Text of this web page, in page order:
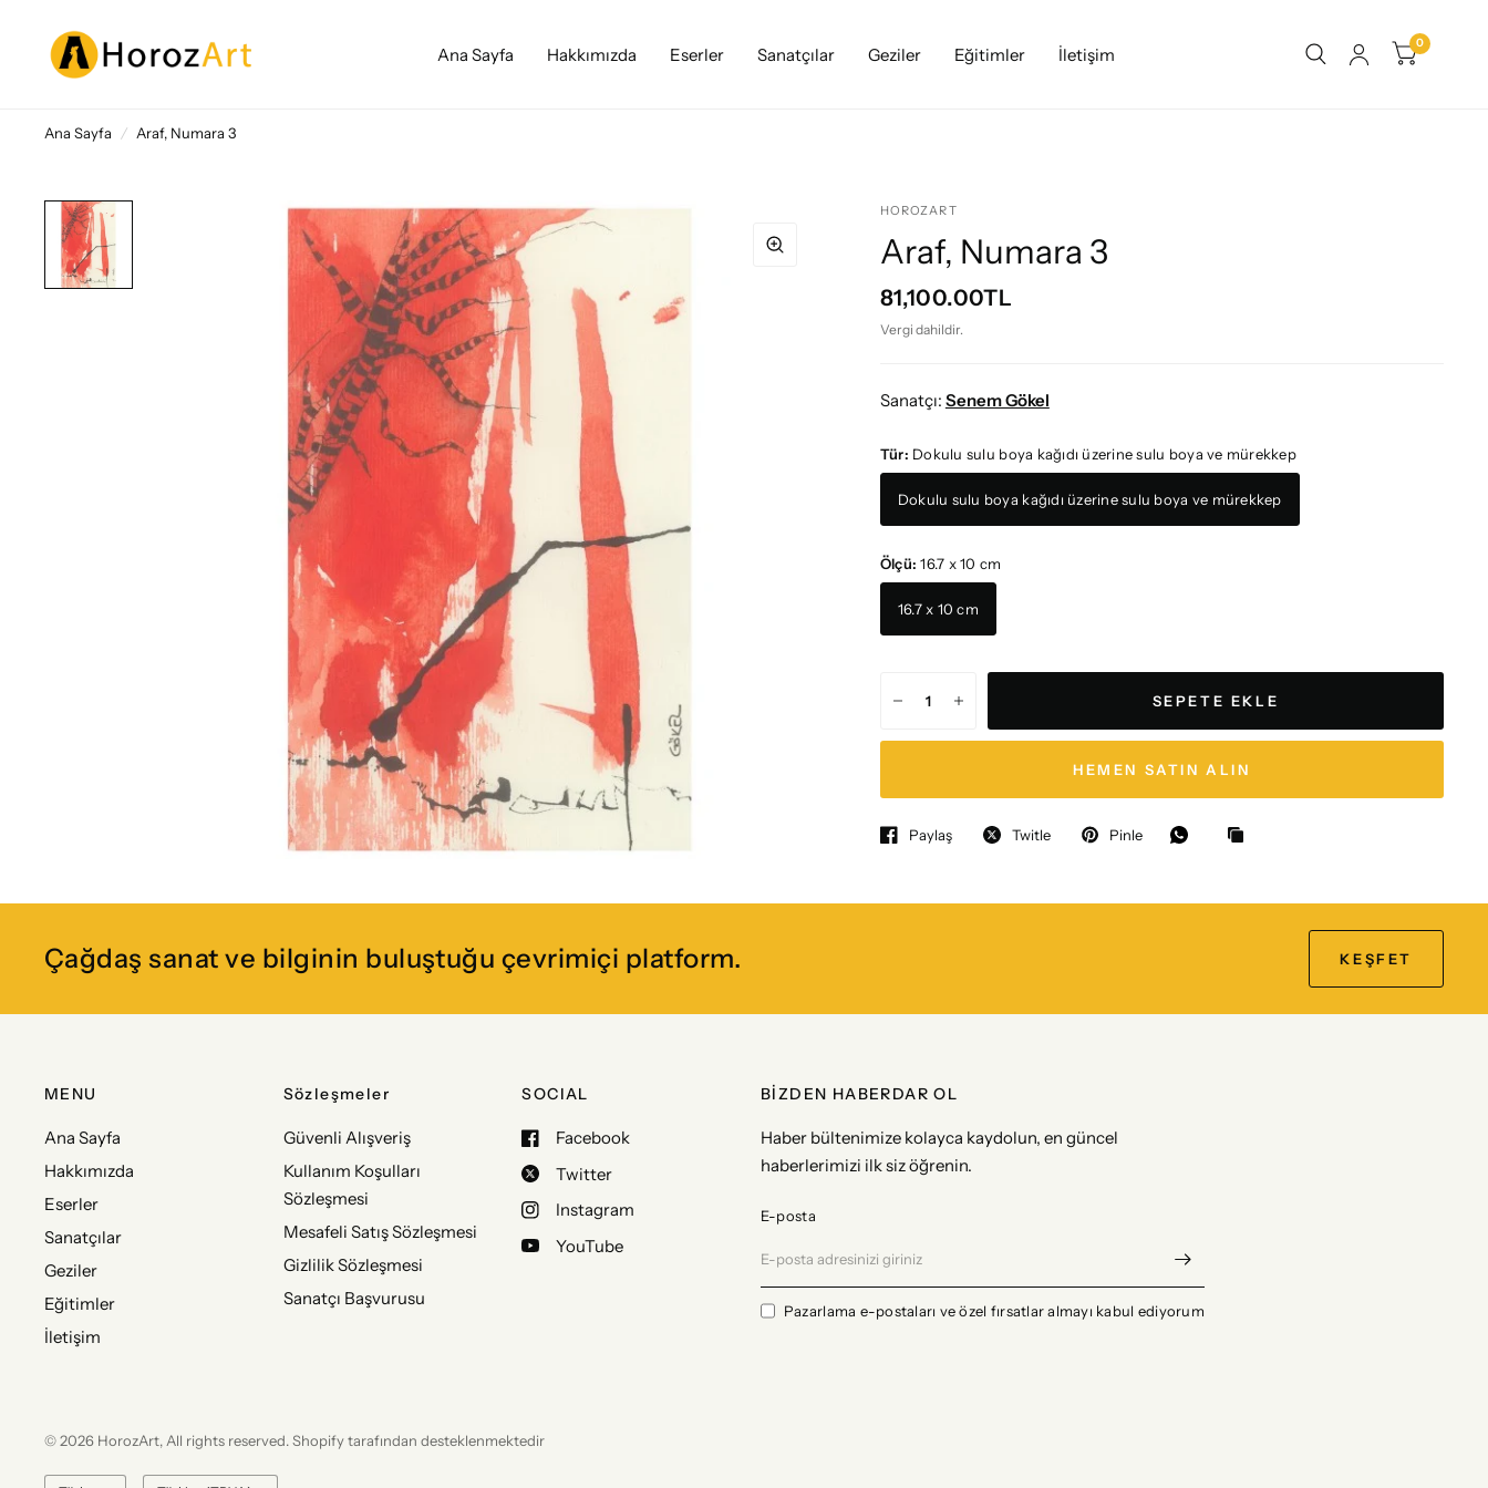
Ana Sayfa Hakkımızda Eserler Sanatçılar Geziler Eğitimler İletişim
0
Ana Sayfa / Araf, Numara 3
HOROZART
Araf, Numara 3
81,100.00TL
Vergi dahildir.
Sanatçı: Senem Gökel
Tür: Dokulu sulu boya kağıdı üzerine sulu boya ve mürekkep
Dokulu sulu boya kağıdı üzerine sulu boya ve mürekkep
Ölçü:16.7 x 10 cm
16.7 x 10 cm
SEPETE EKLE
HEMEN SATIN ALIN
Paylaş Twitle Pinle
Çağdaş sanat ve bilginin buluştuğu çevrimiçi platform. KEŞFET
MENU
Ana Sayfa
Hakkımızda
Eserler
Sanatçılar
Geziler
Eğitimler
İletişim
Sözleşmeler
Güvenli Alışveriş
Kullanım Koşulları
Sözleşmesi
Mesafeli Satış Sözleşmesi
Gizlilik Sözleşmesi
Sanatçı Başvurusu
SOCIAL
Facebook
Twitter
Instagram
YouTube
BİZDEN HABERDAR OL
Haber bültenimize kolayca kaydolun, en güncel
haberlerimizi ilk siz öğrenin.
E-posta
Pazarlama e-postaları ve özel fırsatlar almayı kabul ediyorum
© 2026 HorozArt, All rights reserved. Shopify tarafından desteklenmektedir